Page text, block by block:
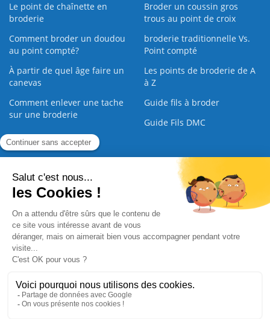
Le point de chaînette en
broderie
Broder un coussin gros
trous au point de croix
Comment broder un doudou
au point compté?
broderie traditionnelle Vs.
Point compté
À partir de quel âge faire un
canevas
Les points de broderie de A
à Z
Comment enlever une tache
sur une broderie
Guide fils à broder
Guide Fils DMC
Guide de la Broderie
Commande Papier Qui sommes nous Nous contacter |
Paiement sécurisé
2008 - 2026 © CreaMagic. ALL Rights Reserved.